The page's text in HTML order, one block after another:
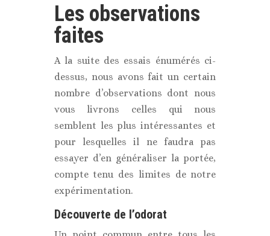
Les observations
faites
A la suite des essais énumérés ci-
dessus, nous avons fait un certain
nombre d’observations dont nous
vous livrons celles qui nous
semblent les plus intéressantes et
pour lesquelles il ne faudra pas
essayer d’en généraliser la portée,
compte tenu des limites de notre
expérimentation.
Découverte de l’odorat